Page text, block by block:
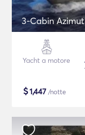
3-Cabin
Yacht a motore
$1,447 /notte